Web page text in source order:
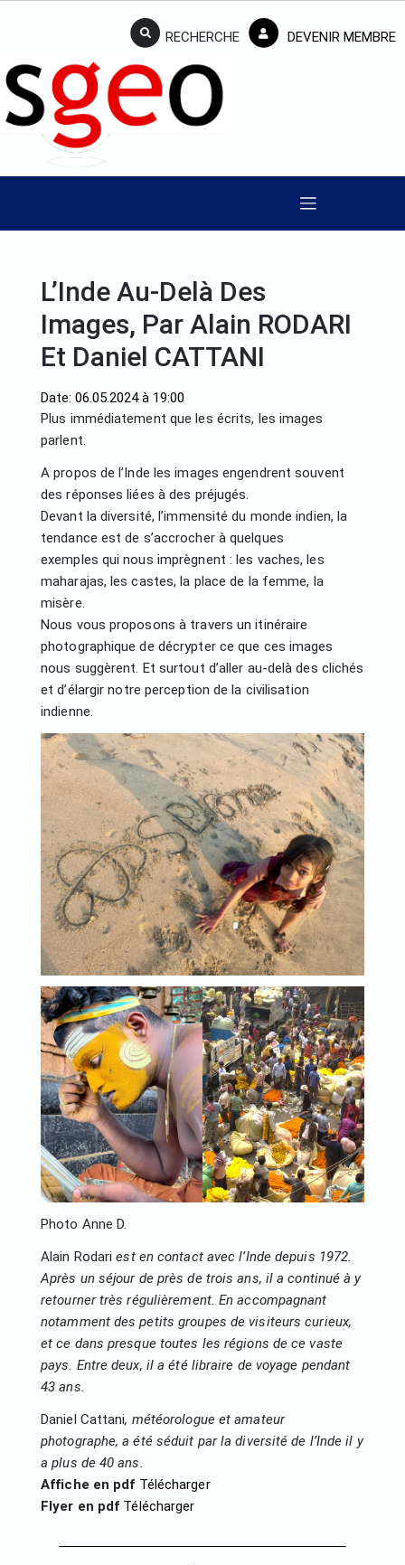
RECHERCHE DEVENIR MEMBRE
L’Inde Au-Delà Des
Images, Par Alain RODARI
Et Daniel CATTANI
Date: 06.05.2024 à 19:00
Plus immédiatement que les écrits, les images
parlent.
A propos de l’Inde les images engendrent souvent
des réponses liées à des préjugés.
Devant la diversité, l’immensité du monde indien, la
tendance est de s’accrocher à quelques
exemples qui nous imprègnent : les vaches, les
maharajas, les castes, la place de la femme, la
misère.
Nous vous proposons à travers un itinéraire
photographique de décrypter ce que ces images
nous suggèrent. Et surtout d’aller au-delà des clichés
et d’élargir notre perception de la civilisation
indienne.
Photo Anne D.
Alain Rodariest en contact avec l’Inde depuis 1972.
Après un séjour de près de trois ans, il a continué à y
retourner très régulièrement. En accompagnant
notamment des petits groupes de visiteurs curieux,
et ce dans presque toutes les régions de ce vaste
pays. Entre deux, il a été libraire de voyage pendant
43 ans.
Daniel Cattani, météorologue et amateur
photographe, a été séduit par la diversité de l’Inde il y
a plus de 40 ans.
Affiche en pdf Télécharger
Flyer en pdf Télécharger